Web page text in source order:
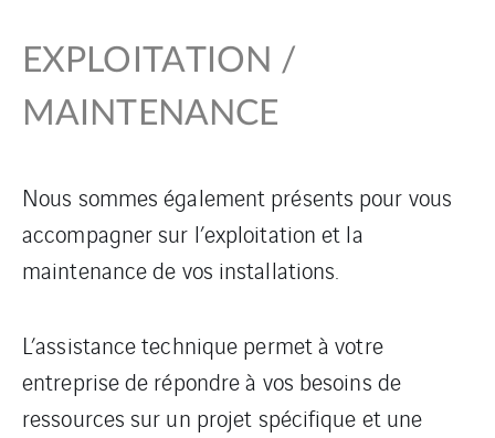
EXPLOITATION /
MAINTENANCE
Nous sommes également présents pour vous
accompagner sur l’exploitation et la
maintenance de vos installations.
L’assistance technique permet à votre
entreprise de répondre à vos besoins de
ressources sur un projet spécifique et une